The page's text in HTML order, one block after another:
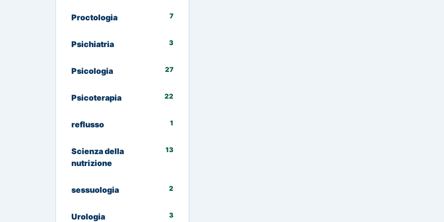
Proctologia 7
Psichiatria 3
Psicologia 27
Psicoterapia 22
reflusso 1
Scienza della
nutrizione
13
sessuologia 2
Urologia 3